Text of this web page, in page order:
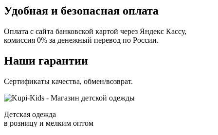
Удобная и безопасная оплата
Оплата с сайта банковской картой через Яндекс Кассу,
комиссия 0% за денежный перевод по России.
Наши гарантии
Сертификаты качества, обмен/возврат.
Детская одежда
в розницу и мелким оптом